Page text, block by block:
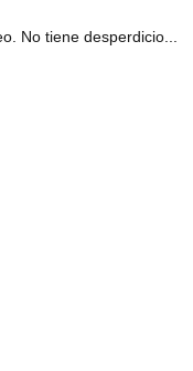
No tiene desperdicio...